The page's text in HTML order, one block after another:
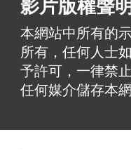
影片版權聲明
本網站中所有的
所有，任何人士
予許可，一律禁
任何媒介儲存本